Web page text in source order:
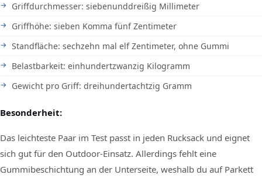
Griffdurchmesser: siebenunddreißig Millimeter
Griffhöhe: sieben Komma fünf Zentimeter
Standfläche: sechzehn mal elf Zentimeter, ohne Gummi
Belastbarkeit: einhundertzwanzig Kilogramm
Gewicht pro Griff: dreihundertachtzig Gramm
Besonderheit:
Das leichteste Paar im Test passt in jeden Rucksack und eignet
sich gut für den Outdoor-Einsatz. Allerdings fehlt eine
Gummibeschichtung an der Unterseite, weshalb du auf Parkett